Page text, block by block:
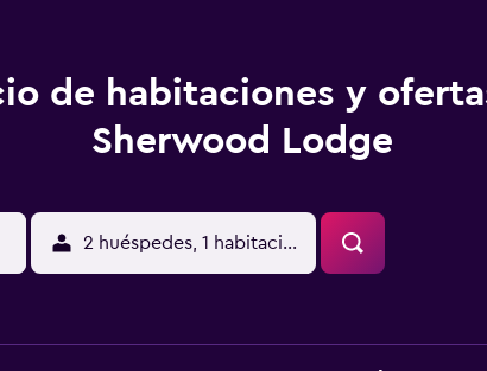
de habitaciones y
Sherwood Lodge
2 huéspedes, 1 habitación